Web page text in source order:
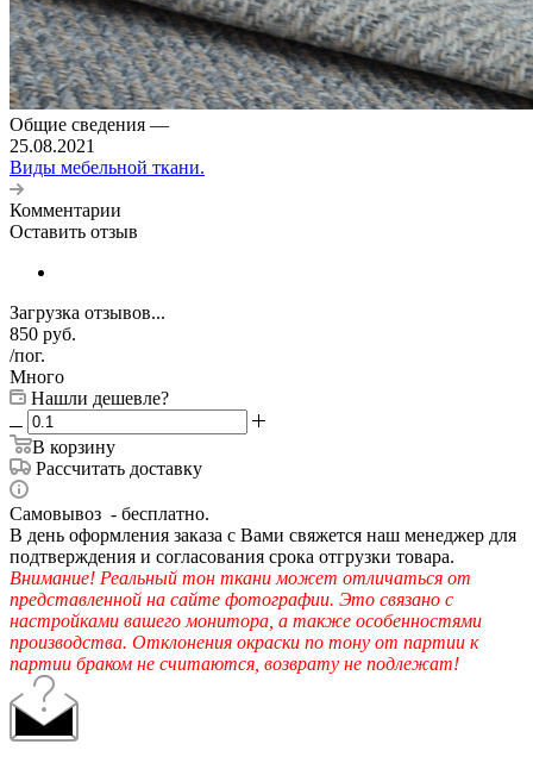
Общие сведения —
25.08.2021
Виды мебельной ткани.
Комментарии
Оставить отзыв
Загрузка отзывов...
850 руб.
/пог.
Много
Нашли дешевле?
В корзину
Рассчитать доставку
Самовывоз - бесплатно.
В день оформления заказа с Вами свяжется наш менеджер для
подтверждения и согласования срока отгрузки товара.
Внимание! Реальный тон ткани может отличаться от
представленной на сайте фотографии. Это связано с
настройками вашего монитора, а также особенностями
производства. Отклонения окраски по тону от партии к
партии браком не считаются, возврату не подлежат!